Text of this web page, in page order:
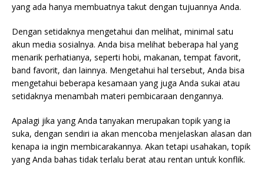
yang ada hanya membuatnya takut dengan tujuannya Anda.
Dengan setidaknya mengetahui dan melihat, minimal satu
akun media sosialnya. Anda bisa melihat beberapa hal yang
menarik perhatianya, seperti hobi, makanan, tempat favorit,
band favorit, dan lainnya. Mengetahui hal tersebut, Anda bisa
mengetahui beberapa kesamaan yang juga Anda sukai atau
setidaknya menambah materi pembicaraan dengannya.
Apalagi jika yang Anda tanyakan merupakan topik yang ia
suka, dengan sendiri ia akan mencoba menjelaskan alasan dan
kenapa ia ingin membicarakannya. Akan tetapi usahakan, topik
yang Anda bahas tidak terlalu berat atau rentan untuk konflik.